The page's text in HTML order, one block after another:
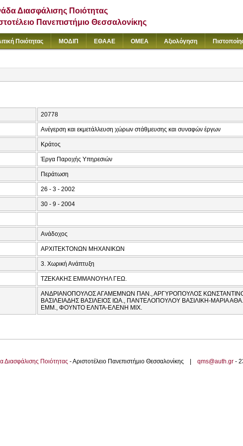
Διασφάλισης Ποιότητας
Πανεπιστήμιο Θεσσαλονίκης
Ποιότητας ΜΟΔΙΠ ΕΘΑΑΕ ΟΜΕΑ Αξιολόγηση
20778
Ανέγερση και εκμετάλλευση χώρων στάθμευσης και συναφών έργων
Κράτος
Έργα Παροχής Υπηρεσιών
Περάτωση
26 - 3 - 2002
30 - 9 - 2004
Ανάδοχος
ΑΡΧΙΤΕΚΤΟΝΩΝ ΜΗΧΑΝΙΚΩΝ
3. Χωρική Ανάπτυξη
ΤΖΕΚΑΚΗΣ ΕΜΜΑΝΟΥΗΛ ΓΕΩ.
ΑΝΔΡΙΑΝΟΠΟΥΛΟΣ ΑΓΑΜΕΜΝΩΝ ΠΑΝ., ΑΡΓΥΡΟΠΟΥΛΟΣ
ΒΑΣΙΛΕΙΑΔΗΣ ΒΑΣΙΛΕΙΟΣ ΙΩΑ., ΠΑΝΤΕΛΟΠΟΥΛΟΥ ΒΑΣΙΛΙΚΗ-ΜΑΡΙΑ
ΕΜΜ., ΦΟΥΝΤΟ ΕΛΝΤΑ-ΕΛΕΝΗ ΜΙΧ.
Διασφάλισης Ποιότητας - Αριστοτέλειο Πανεπιστήμιο Θεσσαλονίκης | qms@auth.gr -